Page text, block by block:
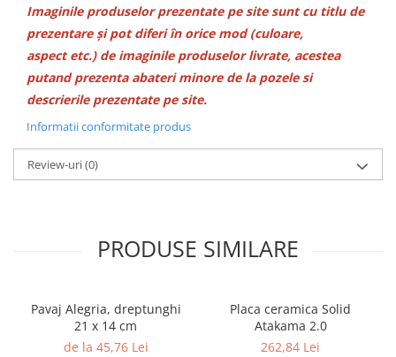
Imaginile produselor prezentate pe site sunt cu titlu de
prezentare și pot diferi în orice mod (culoare,
aspect etc.) de imaginile produselor livrate, acestea
putand prezenta abateri minore de la pozele si
descrierile prezentate pe site.
Informatii conformitate produs
Review-uri(0)
PRODUSE SIMILARE
Pavaj Alegria, dreptunghi
21 x 14 cm
de la 45,76 Lei
Placa ceramica Solid
Atakama 2.0
262,84 Lei